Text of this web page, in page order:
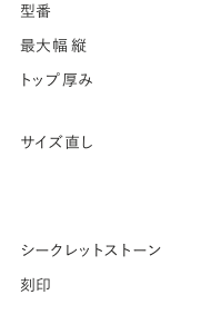
型番
最大幅 縦
トップ厚み
サイズ直し
シークレットストーン
刻印